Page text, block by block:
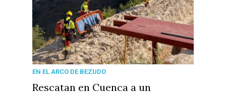
EN EL ARCO DE BEZUDO
Rescatan en Cuenca a un